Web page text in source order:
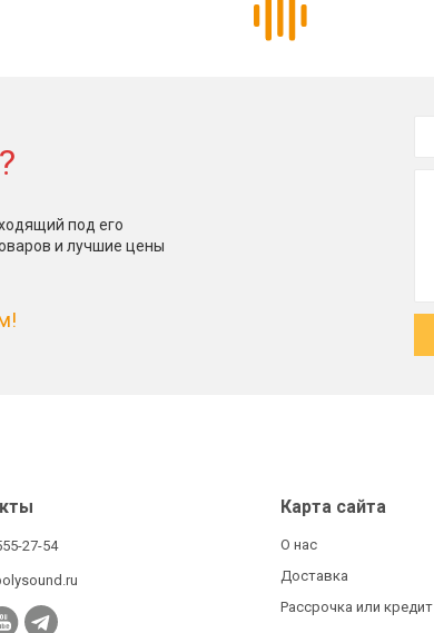
под его
и лучшие цены
27-54
Карта сайта
О нас
Доставка
Рассрочка или кредит